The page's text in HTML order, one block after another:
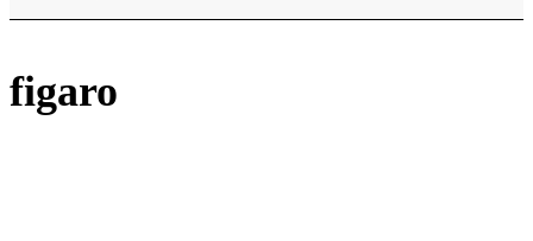
figaro